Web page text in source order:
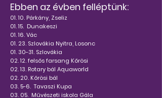
Ebben az évben felléptünk:
01. 10. Párkány, Zseliz
01. 15. Dunakeszi
01. 16. Vác
01. 23. Szlovákia Nyitra, Losonc
01. 30-31. Szlovákia
02. 12. felsős farsang Kőrösi
02. 13. Rotary bál Aquaworld
02. 20. Kőrösi bál
03. 5-6. Tavaszi Kupa
03. 05. Művészeti iskola Gála